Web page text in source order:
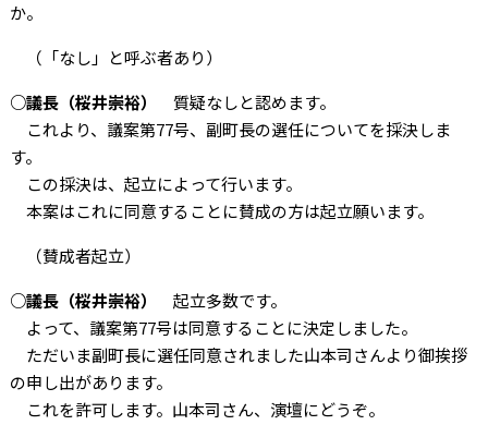
か。
（「なし」と呼ぶ者あり）
○議長（桜井崇裕）
質疑なしと認めます。
これより、議案第77号、副町長の選任についてを採決しま
す。
この採決は、起立によって行います。
本案はこれに同意することに賛成の方は起立願います。
（賛成者起立）
○議長（桜井崇裕）
起立多数です。
よって、議案第77号は同意することに決定しました。
ただいま副町長に選任同意されました山本司さんより御挨拶
の申し出があります。
これを許可します。山本司さん、演壇にどうぞ。